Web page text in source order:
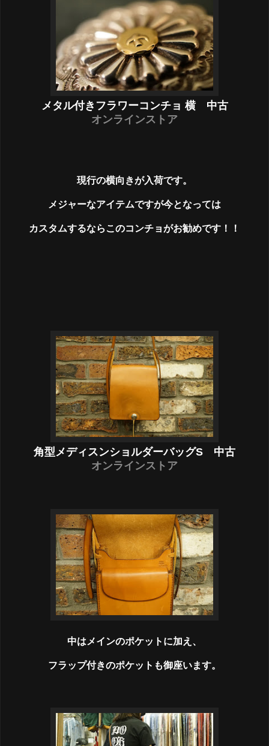
メタル付きフラワーコンチョ 横 中古
オンラインストア
現行の横向きが入荷です。
メジャーなアイテムですが今となっては
カスタムするならこのコンチョがお勧めです！！
角型メディスンショルダーバッグS 中古
オンラインストア
中はメインのポケットに加え、
フラップ付きのポケットも御座います。